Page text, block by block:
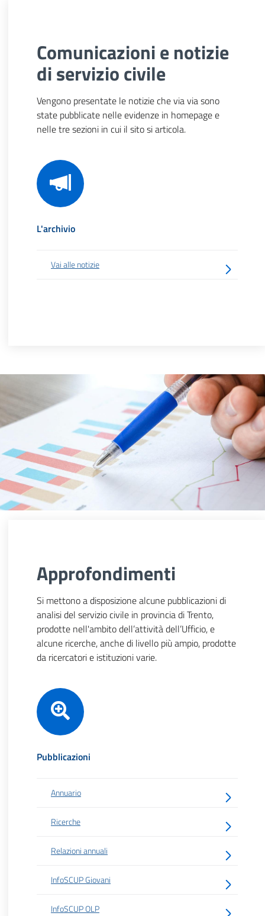
Comunicazioni e notizie
di servizio civile
Vengono presentate le notizie che via via sono
state pubblicate nelle evidenze in homepage e
nelle tre sezioni in cui il sito si articola.
L'archivio
Vai alle notizie
Approfondimenti
Si mettono a disposizione alcune pubblicazioni di
analisi del servizio civile in provincia di Trento,
prodotte nell'ambito dell’attività dell’Ufficio, e
alcune ricerche, anche di livello più ampio, prodotte
da ricercatori e istituzioni varie.
Pubblicazioni
Annuario
Ricerche
Relazioni annuali
InfoSCUP Giovani
InfoSCUP OLP